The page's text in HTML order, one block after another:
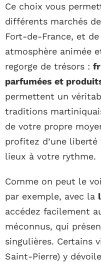
Ce choix vous
différents marchés
Fort-de-France, et
atmosphère animée
regorge de trésors :
parfumées et
permettent un
traditions
de votre propre
profitez d’une
lieux à votre rythme.
Comme on peut le
par exemple, avec la
accédez facilement
méconnus, qui
singulières. Certains
Saint-Pierre) y